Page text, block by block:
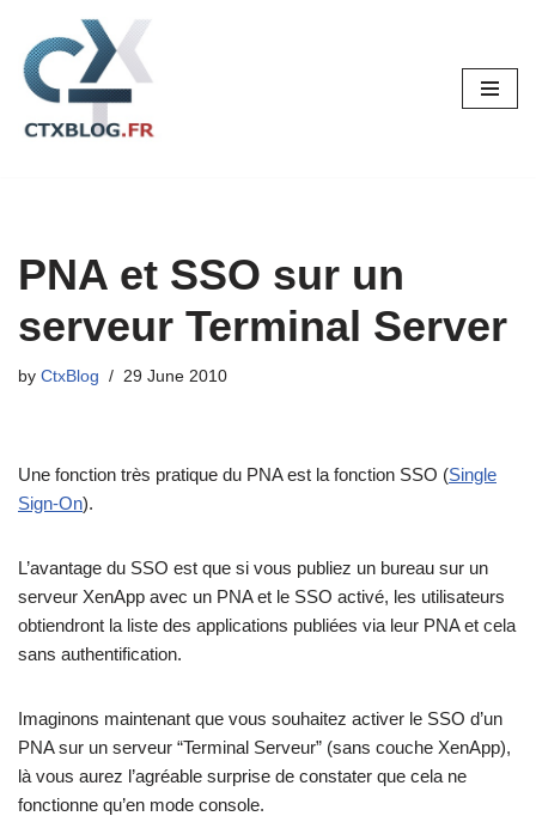
Skip
to
content
PNA et SSO sur un
serveur Terminal Server
by CtxBlog 29 June 2010
Une fonction très pratique du PNA est la fonction SSO (Single
Sign-On).
L’avantage du SSO est que si vous publiez un bureau sur un
serveur XenApp avec un PNA et le SSO activé, les utilisateurs
obtiendront la liste des applications publiées via leur PNA et cela
sans authentification.
Imaginons maintenant que vous souhaitez activer le SSO d’un
PNA sur un serveur “Terminal Serveur” (sans couche XenApp),
là vous aurez l’agréable surprise de constater que cela ne
fonctionne qu’en mode console.